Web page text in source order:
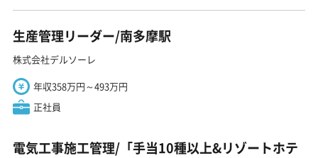
生産管理リーダー/南多摩駅
株式会社デルソーレ
年収358万円～493万円
正社員
電気工事施工管理/「手当10種以上&リゾートホテ